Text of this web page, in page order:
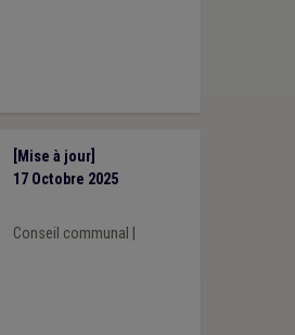
[Mise à jour]
17 Octobre 2025
Conseil communal